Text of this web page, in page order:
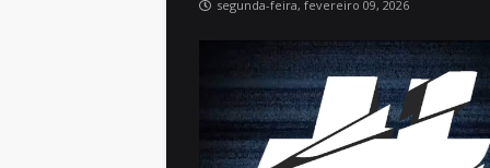
segunda-feira, fevereiro 09, 2026